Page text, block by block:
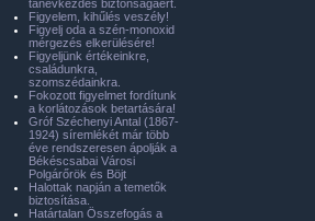
tanévkezdés biztonságáért.
Figyelem, kihűlés veszély!
Figyelj oda a szén-monoxid
mérgezés elkerülésére!
Figyeljünk értékeinkre,
családunkra,
szomszédainkra.
Fokozott figyelmet fordítunk
a korlátozások betartására!
Gróf Széchenyi Antal (1867-
1924) síremlékét már több
éve rendszeresen ápolják a
Békéscsabai Városi
Polgárőrök és Böjt
Halottak napján a temetők
biztosítása.
Határtalan Összefogás a